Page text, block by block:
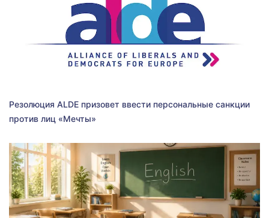
Резолюция ALDE призовет ввести персональные санкции
против лиц «Мечты»